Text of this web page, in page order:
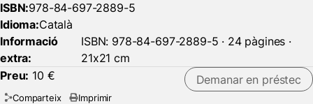
ISBN:978-84-697-2889-5
Idioma:Català
Informació
extra:
ISBN: 978-84-697-2889-5 · 24 pàgines ·
21x21 cm
Preu: 10 € Demanar en préstec
Comparteix Imprimir